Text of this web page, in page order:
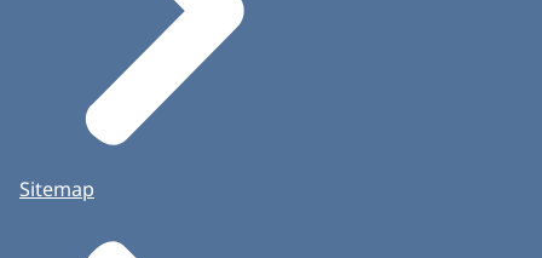
Sitemap